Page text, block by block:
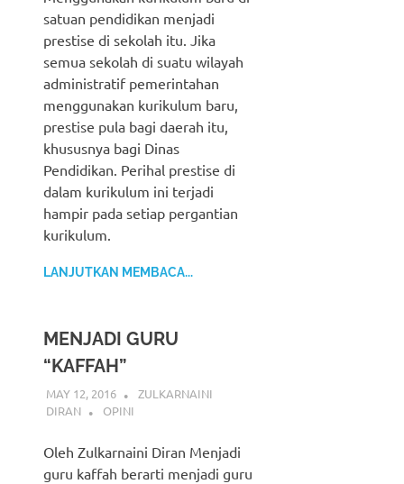
satuan pendidikan menjadi
prestise di sekolah itu. Jika
semua sekolah di suatu wilayah
administratif pemerintahan
menggunakan kurikulum baru,
prestise pula bagi daerah itu,
khususnya bagi Dinas
Pendidikan. Perihal prestise di
dalam kurikulum ini terjadi
hampir pada setiap pergantian
kurikulum.
LANJUTKAN MEMBACA...
MENJADI GURU
“KAFFAH”
MAY 12, 2016
ZULKARNAINI
DIRAN
OPINI
Oleh Zulkarnaini Diran Menjadi
guru kaffah berarti menjadi guru